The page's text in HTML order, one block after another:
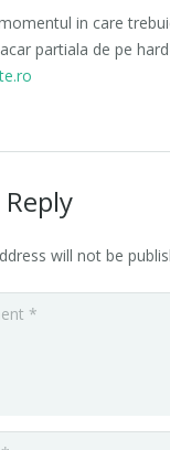
in care
partiala de pe
Reply
will not be